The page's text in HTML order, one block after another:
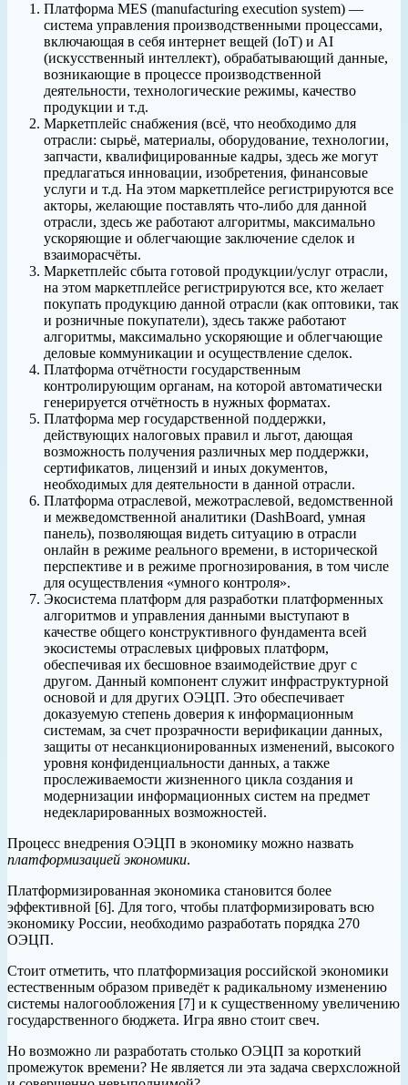
Платформа MES (manufacturing execution system) —
система управления производственными процессами,
включающая в себя интернет вещей (IoT) и AI
(искусственный интеллект), обрабатывающий данные,
возникающие в процессе производственной
деятельности, технологические режимы, качество
продукции и т.д.
Маркетплейс снабжения (всё, что необходимо для
отрасли: сырьё, материалы, оборудование, технологии,
запчасти, квалифицированные кадры, здесь же могут
предлагаться инновации, изобретения, финансовые
услуги и т.д. На этом маркетплейсе регистрируются все
акторы, желающие поставлять что-либо для данной
отрасли, здесь же работают алгоритмы, максимально
ускоряющие и облегчающие заключение сделок и
взаиморасчёты.
Маркетплейс сбыта готовой продукции/услуг отрасли,
на этом маркетплейсе регистрируются все, кто желает
покупать продукцию данной отрасли (как оптовики, так
и розничные покупатели), здесь также работают
алгоритмы, максимально ускоряющие и облегчающие
деловые коммуникации и осуществление сделок.
Платформа отчётности государственным
контролирующим органам, на которой автоматически
генерируется отчётность в нужных форматах.
Платформа мер государственной поддержки,
действующих налоговых правил и льгот, дающая
возможность получения различных мер поддержки,
сертификатов, лицензий и иных документов,
необходимых для деятельности в данной отрасли.
Платформа отраслевой, межотраслевой, ведомственной
и межведомственной аналитики (DashBoard, умная
панель), позволяющая видеть ситуацию в отрасли
онлайн в режиме реального времени, в исторической
перспективе и в режиме прогнозирования, в том числе
для осуществления «умного контроля».
Экосистема платформ для разработки платформенных
алгоритмов и управления данными выступают в
качестве общего конструктивного фундамента всей
экосистемы отраслевых цифровых платформ,
обеспечивая их бесшовное взаимодействие друг с
другом. Данный компонент служит инфраструктурной
основой и для других ОЭЦП. Это обеспечивает
доказуемую степень доверия к информационным
системам, за счет прозрачности верификации данных,
защиты от несанкционированных изменений, высокого
уровня конфиденциальности данных, а также
прослеживаемости жизненного цикла создания и
модернизации информационных систем на предмет
недекларированных возможностей.
Процесс внедрения ОЭЦП в экономику можно назвать
платформизацией экономики.
Платформизированная экономика становится более
эффективной [6]. Для того, чтобы платформизировать всю
экономику России, необходимо разработать порядка 270
ОЭЦП.
Стоит отметить, что платформизация российской экономики
естественным образом приведёт к радикальному изменению
системы налогообложения [7] и к существенному увеличению
государственного бюджета. Игра явно стоит свеч.
Но возможно ли разработать столько ОЭЦП за короткий
промежуток времени? Не является ли эта задача сверхсложной